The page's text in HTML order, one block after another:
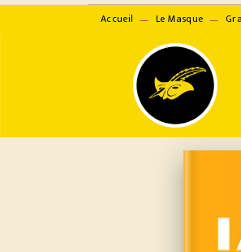
Accueil — Le Masque —